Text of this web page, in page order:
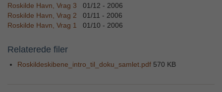
Roskilde Havn, Vrag 3
01/12 - 2006
Roskilde Havn, Vrag 2
01/11 - 2006
Roskilde Havn, Vrag 1
01/10 - 2006
Relaterede filer
Roskildeskibene_intro_til_doku_samlet.pdf 570 KB